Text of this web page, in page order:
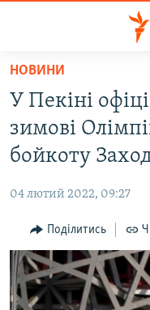
Перейти
основного
матеріалу
Перейти
до
основної
Перейти
до
пошуку
ВІДЕО ТА ФОТО
БЛОГИ
ПОГЛЯД
ІНТЕРВ'Ю
ВСЕ ЗА ДЕНЬ
НОВИНИ
У Пекіні
зимові
бойкоту
04 лютий 2022, 09:27
Поділитись